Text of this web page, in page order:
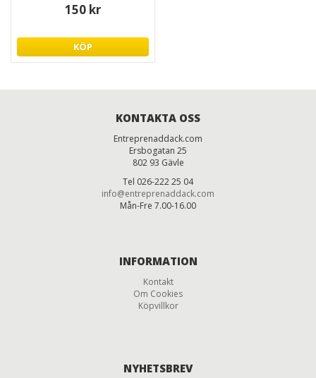
150 kr
KÖP
KONTAKTA OSS
Entreprenaddack.com
Ersbogatan 25
802 93 Gävle
Tel 026-222 25 04
info@entreprenaddack.com
Mån-Fre 7.00-16.00
INFORMATION
Kontakt
Om Cookies
Köpvillkor
NYHETSBREV